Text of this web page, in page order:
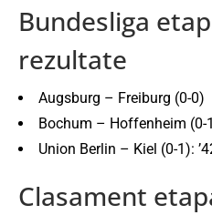
Bundesliga
rezultate
Augsburg – Freiburg (0-0)
Bochum – Hoffenheim (0-
Union Berlin – Kiel (0-1):
Clasament